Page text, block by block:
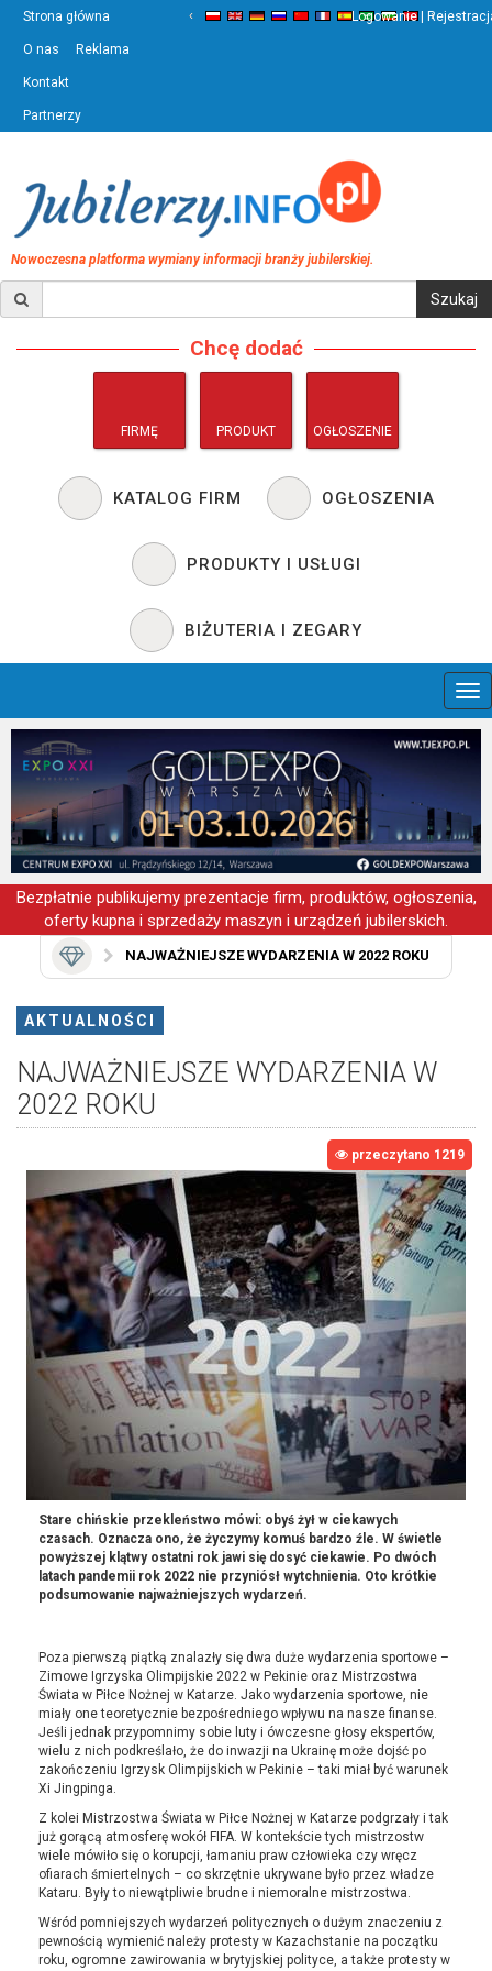
Strona główna
O nas Reklama
Kontakt
Partnerzy
‹ ›
Logowanie |
Nowoczesna platforma wymiany informacji branży jubilerskiej.
Chcę dodać
FIRMĘ PRODUKT OGŁOSZENIE
KATALOG FIRM OGŁOSZENIA
PRODUKTY I USŁUGI
BIŻUTERIA I ZEGARY
Bezpłatnie publikujemy prezentacje firm, produktów, ogłoszenia,
oferty kupna i sprzedaży maszyn i urządzeń jubilerskich.
NAJWAŻNIEJSZE WYDARZENIA W 2022 ROKU
AKTUALNOŚCI
NAJWAŻNIEJSZE WYDARZENIA W
2022 ROKU
przeczytano 1219
Stare chińskie przekleństwo mówi: obyś żył w ciekawych
czasach. Oznacza ono, że życzymy komuś bardzo źle. W świetle
powyższej klątwy ostatni rok jawi się dosyć ciekawie. Po dwóch
latach pandemii rok 2022 nie przyniósł wytchnienia. Oto krótkie
podsumowanie najważniejszych wydarzeń.
Poza pierwszą piątką znalazły się dwa duże wydarzenia sportowe –
Zimowe Igrzyska Olimpijskie 2022 w Pekinie oraz Mistrzostwa
Świata w Piłce Nożnej w Katarze. Jako wydarzenia sportowe, nie
miały one teoretycznie bezpośredniego wpływu na nasze finanse.
Jeśli jednak przypomnimy sobie luty i ówczesne głosy ekspertów,
wielu z nich podkreślało, że do inwazji na Ukrainę może dojść po
zakończeniu Igrzysk Olimpijskich w Pekinie – taki miał być warunek
Xi Jingpinga.
Z kolei Mistrzostwa Świata w Piłce Nożnej w Katarze podgrzały i tak
już gorącą atmosferę wokół FIFA. W kontekście tych mistrzostw
wiele mówiło się o korupcji, łamaniu praw człowieka czy wręcz
ofiarach śmiertelnych – co skrzętnie ukrywane było przez władze
Kataru. Były to niewątpliwie brudne i niemoralne mistrzostwa.
Wśród pomniejszych wydarzeń politycznych o dużym znaczeniu z
pewnością wymienić należy protesty w Kazachstanie na początku
roku, ogromne zawirowania w brytyjskiej polityce, a także protesty w